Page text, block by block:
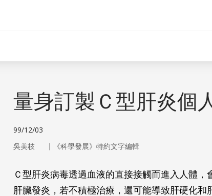
量身訂製Ｃ型肝炎個
99/12/03
吳美枝 ｜ 《科學發展》特約文字編輯
Ｃ型肝炎病毒透過血液的直接接觸而進入人體
肝臟發炎，若不積極治療，還可能導致肝硬化和